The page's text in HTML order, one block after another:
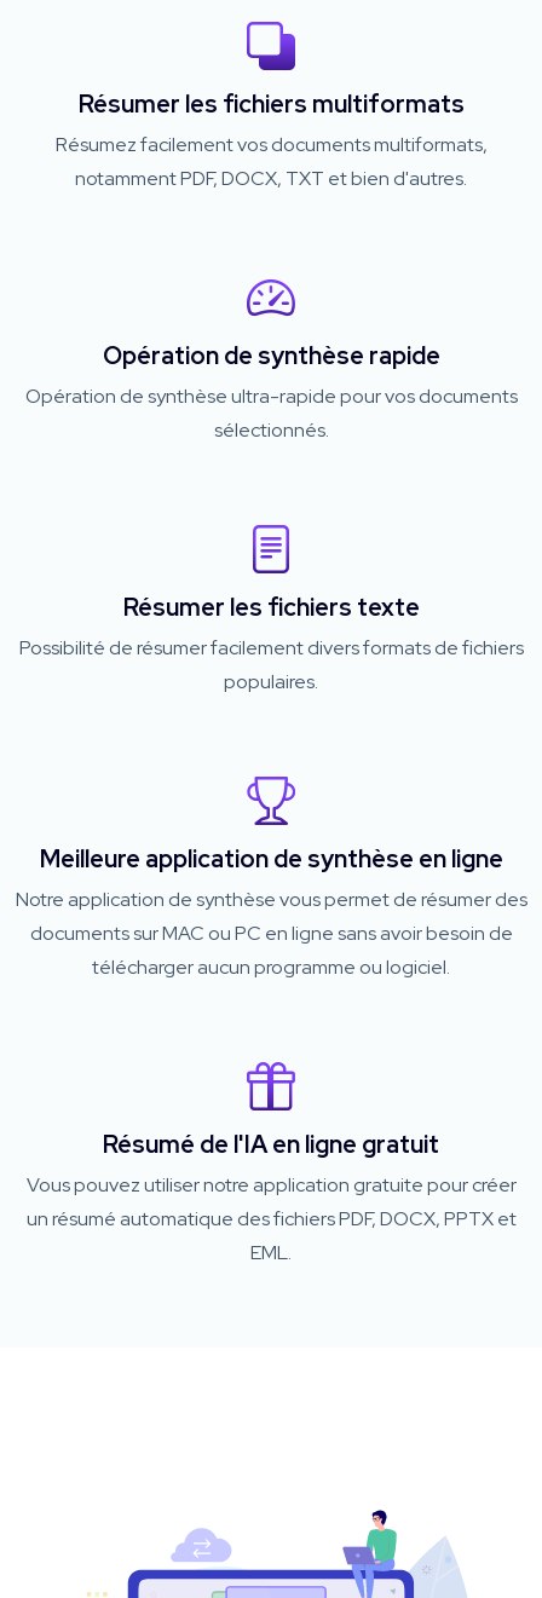
Résumer les fichiers multiformats
Résumez facilement vos documents multiformats,
notamment PDF, DOCX, TXT et bien d'autres.
Opération de synthèse rapide
Opération de synthèse ultra-rapide pour vos documents
sélectionnés.
Résumer les fichiers texte
Possibilité de résumer facilement divers formats de fichiers
populaires.
Meilleure application de synthèse en ligne
Notre application de synthèse vous permet de résumer des
documents sur MAC ou PC en ligne sans avoir besoin de
télécharger aucun programme ou logiciel.
Résumé de l'IA en ligne gratuit
Vous pouvez utiliser notre application gratuite pour créer
un résumé automatique des fichiers PDF, DOCX, PPTX et
EML.